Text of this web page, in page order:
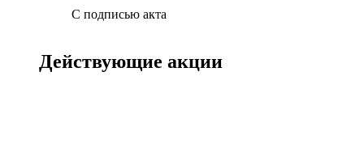
С подписью акта
Действующие акции